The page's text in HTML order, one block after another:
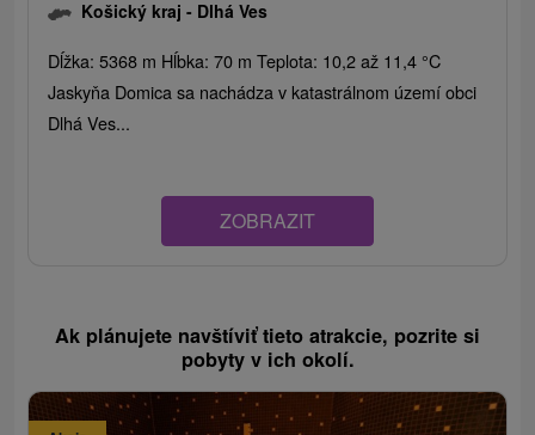
Košický kraj - Dlhá Ves
Dĺžka: 5368 m Hĺbka: 70 m Teplota: 10,2 až 11,4 °C
Jaskyňa Domica sa nachádza v katastrálnom území obci
Dlhá Ves...
ZOBRAZIT
Ak plánujete navštíviť tieto atrakcie, pozrite si
pobyty v ich okolí.